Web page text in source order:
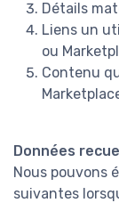
Détails
Liens un
ou
Contenu
Données
Nous pouvons
suivantes